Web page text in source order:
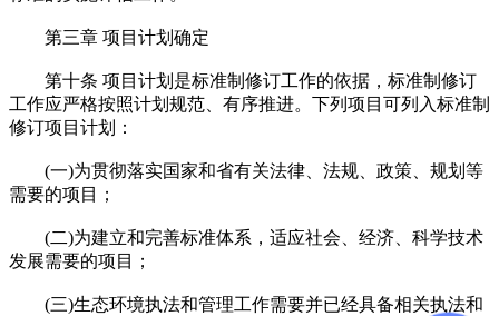
第三章 项目计划确定
第十条 项目计划是标准制修订工作的依据，标准制修订
工作应严格按照计划规范、有序推进。下列项目可列入标准制
修订项目计划：
(一)为贯彻落实国家和省有关法律、法规、政策、规划等
需要的项目；
(二)为建立和完善标准体系，适应社会、经济、科学技术
发展需要的项目；
(三)生态环境执法和管理工作需要并已经具备相关执法和